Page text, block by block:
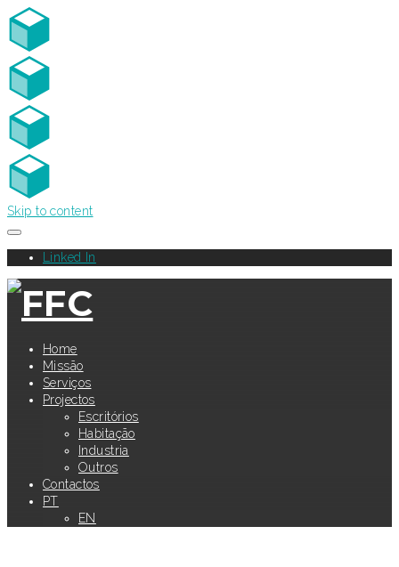
Skip to content
Linked In
Home
Missão
Serviços
Projectos
Escritórios
Habitação
Industria
Outros
Contactos
PT
EN